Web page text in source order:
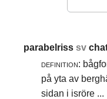
parabelrisssv
definition:
på yta av
sidan i isröre ...